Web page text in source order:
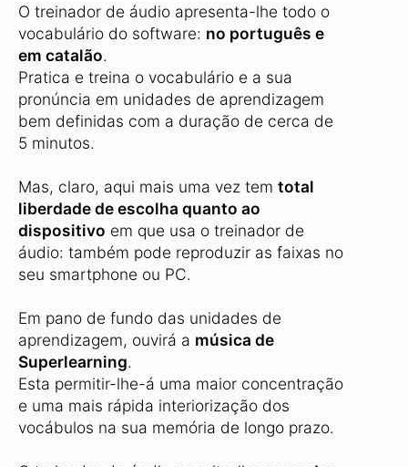
O treinador de áudio apresenta-lhe todo o
vocabulário do software: no português e
em catalão.
Pratica e treina o vocabulário e a sua
pronúncia em unidades de aprendizagem
bem definidas com a duração de cerca de
5 minutos.
Mas, claro, aqui mais uma vez tem total
liberdade de escolha quanto ao
dispositivo em que usa o treinador de
áudio: também pode reproduzir as faixas no
seu smartphone ou PC.
Em pano de fundo das unidades de
aprendizagem, ouvirá a música de
Superlearning.
Esta permitir-lhe-á uma maior concentração
e uma mais rápida interiorização dos
vocábulos na sua memória de longo prazo.